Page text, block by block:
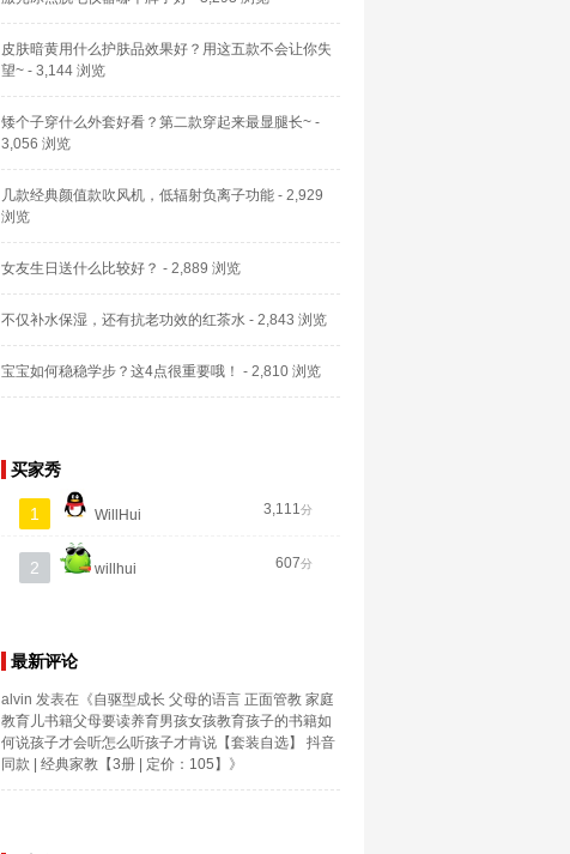
皮肤暗黄用什么护肤品效果好？用这五款不会让你失
望~- 3,144 浏览
矮个子穿什么外套好看？第二款穿起来最显腿长~-
3,056 浏览
几款经典颜值款吹风机，低辐射负离子功能- 2,929
浏览
女友生日送什么比较好？ - 2,889 浏览
不仅补水保湿，还有抗老功效的红茶水- 2,843 浏览
宝宝如何稳稳学步？这4点很重要哦！ - 2,810 浏览
买家秀
1 WillHui 3,111分
2 willhui 607分
最新评论
alvin 发表在《自驱型成长 父母的语言 正面管教 家庭
教育儿书籍父母要读养育男孩女孩教育孩子的书籍如
何说孩子才会听怎么听孩子才肯说【套装自选】 抖音
同款 | 经典家教【3册 | 定价：105】 》